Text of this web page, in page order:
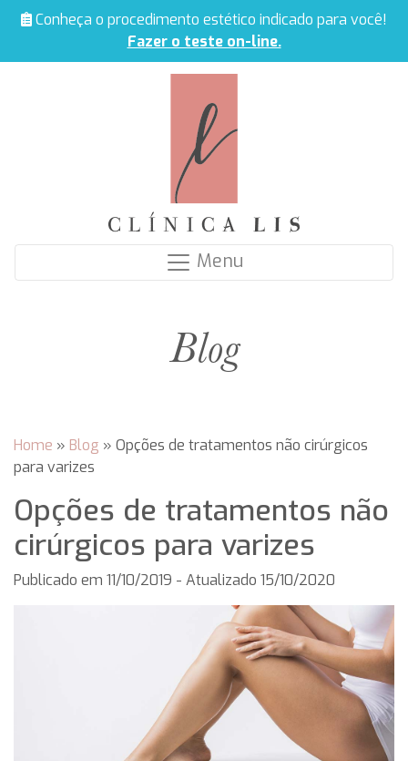
Conheça o procedimento estético indicado para você!
Fazer o teste on-line.
Menu
Blog
Home » Blog » Opções de tratamentos não cirúrgicos
para varizes
Opções de tratamentos não
cirúrgicos para varizes
Publicado em 11/10/2019 - Atualizado 15/10/2020